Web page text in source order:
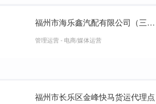
福州市海乐鑫汽配有限公司（三头六臂汽配总店）
管理运营 - 电商/媒体运营
福州市长乐区金峰快马货运代理点